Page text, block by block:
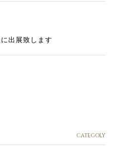
出展致します
CATEGOLY